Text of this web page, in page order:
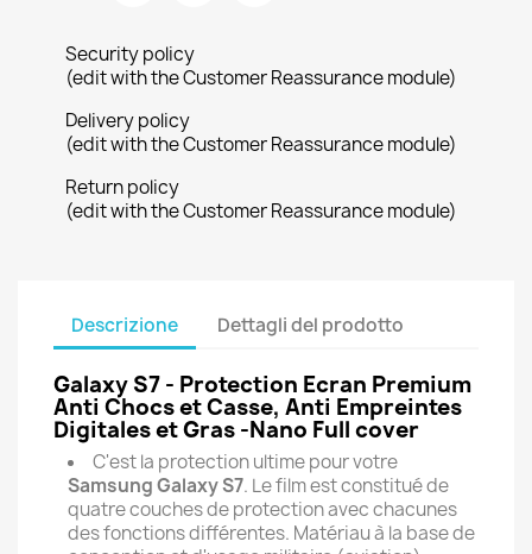
Security policy
(edit with the Customer Reassurance module)
Delivery policy
(edit with the Customer Reassurance module)
Return policy
(edit with the Customer Reassurance module)
Descrizione Dettagli del prodotto
Galaxy S7 - Protection Ecran Premium
Anti Chocs et Casse, Anti Empreintes
Digitales et Gras -Nano Full cover
C'est la protection ultime pour votre
Samsung Galaxy S7. Le film est constitué de
quatre couches de protection avec chacunes
des fonctions différentes. Matériau à la base de